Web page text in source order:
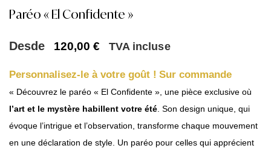
Paréo « El Confidente »
Desde 120,00€ TVA incluse
Personnalisez-le à votre goût ! Sur commande
« Découvrez le paréo « El Confidente », une pièce exclusive où
l’art et le mystère habillent votre été. Son design unique, qui
évoque l’intrigue et l’observation, transforme chaque mouvement
en une déclaration de style. Un paréo pour celles qui apprécient